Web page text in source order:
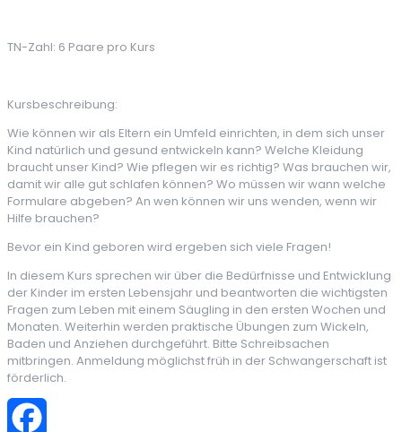
TN-Zahl: 6 Paare pro Kurs
Kursbeschreibung:
Wie können wir als Eltern ein Umfeld einrichten, in dem sich unser
Kind natürlich und gesund entwickeln kann? Welche Kleidung
braucht unser Kind? Wie pflegen wir es richtig? Was brauchen wir,
damit wir alle gut schlafen können? Wo müssen wir wann welche
Formulare abgeben? An wen können wir uns wenden, wenn wir
Hilfe brauchen?
Bevor ein Kind geboren wird ergeben sich viele Fragen!
In diesem Kurs sprechen wir über die Bedürfnisse und Entwicklung
der Kinder im ersten Lebensjahr und beantworten die wichtigsten
Fragen zum Leben mit einem Säugling in den ersten Wochen und
Monaten. Weiterhin werden praktische Übungen zum Wickeln,
Baden und Anziehen durchgeführt. Bitte Schreibsachen
mitbringen. Anmeldung möglichst früh in der Schwangerschaft ist
förderlich.